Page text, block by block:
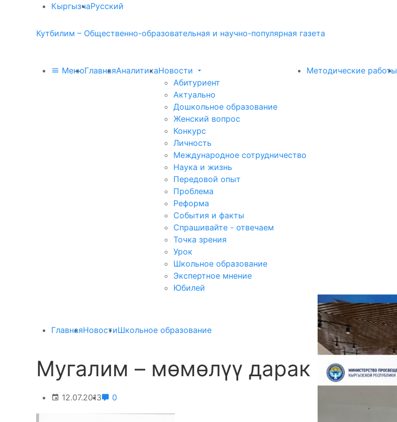
КыргызчаРусский
Кутбилим – Общественно-образовательная и научно-популярная газета
МенюГлавнаяАналитикаНовости
Абитуриент
Актуально
Дошкольное образование
Женский вопрос
Конкурс
Личность
Международное сотрудничество
Наука и жизнь
Передовой опыт
Проблема
Реформа
События и факты
Спрашивайте - отвечаем
Точка зрения
Урок
Школьное образование
Экспертное мнение
Юбилей
Методические работы
ГлавнаяНовостиШкольное образование
Мугалим – мөмөлүү дарак
12.07.2013 0